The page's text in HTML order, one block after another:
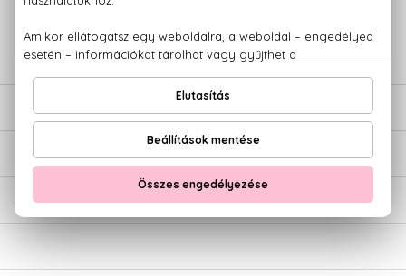
779 1926
ÉRTÉKELÉSEK (0)
SZÁLLÍTÁS